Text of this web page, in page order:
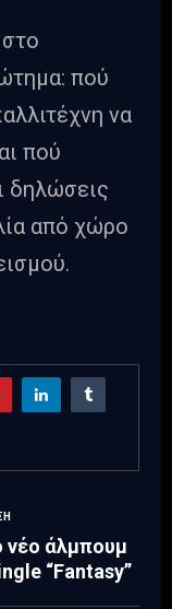
πού
να
πού
δηλώσεις
από χώρο
νέο άλμπουμ
“Fantasy”